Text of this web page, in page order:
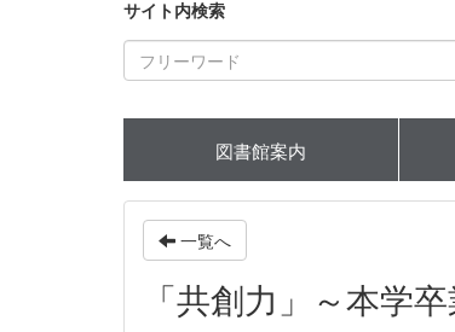
サイト内検索
図書館案内
一覧へ
「共創力」～本学